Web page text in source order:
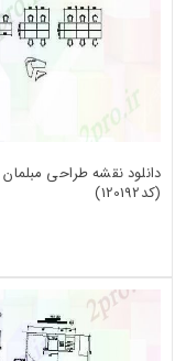
دانلود نقشه طراحی
(کد120192)